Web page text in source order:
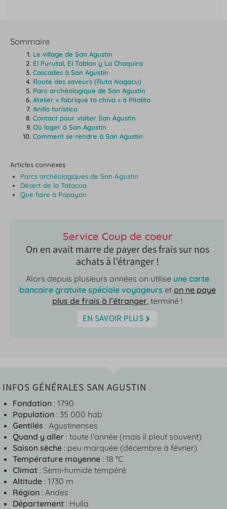
Sommaire
Le village de San Agustin
El Purutal, El Tablon y La Chaquira
Cascades à San Agustín
Route des saveurs (Ruta Nagacu)
Parc archéologique de San Agustin
Atelier « fabrique ta chiva » à Pitalito
Anillo turístico
Contact pour visiter San Agustin
Où loger à San Agustin
Comment se rendre à San Agustin
Articles connexes
Parcs archéologiques de San Agustin
Désert de la Tatacoa
Que faire à Popayan
Service Coup de coeur
On en avait marre de payer des frais sur nos
achats à l’étranger !
Alors depuis plusieurs années on utilise une carte
bancaire gratuite spéciale voyageurs et on ne paye
plus de frais à l’étranger, terminé !
EN SAVOIR PLUS
INFOS GÉNÉRALES SAN AGUSTIN
Fondation : 1790
Population : 35 000 hab
Gentilés : Agustinenses
Quand y aller : toute l’année (mais il pleut souvent)
Saison sèche : peu marquée (décembre à février)
Température moyenne : 18 °C
Climat : Semi-humide tempéré
Altitude : 1730 m
Région : Andes
Département : Huila